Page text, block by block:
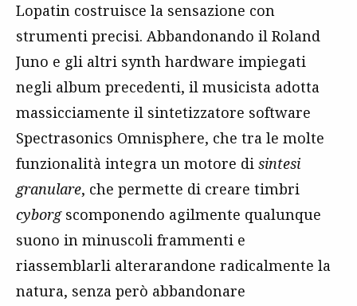
Lopatin costruisce la sensazione con
strumenti precisi. Abbandonando il Roland
Juno e gli altri synth hardware impiegati
negli album precedenti, il musicista adotta
massicciamente il sintetizzatore software
Spectrasonics Omnisphere, che tra le molte
funzionalità integra un motore di sintesi
granulare, che permette di creare timbri
cyborgscomponendo agilmente qualunque
suono in minuscoli frammenti e
riassemblarli alterarandone radicalmente la
natura, senza però abbandonare